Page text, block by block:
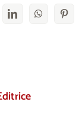
LinkedInWhatsApp